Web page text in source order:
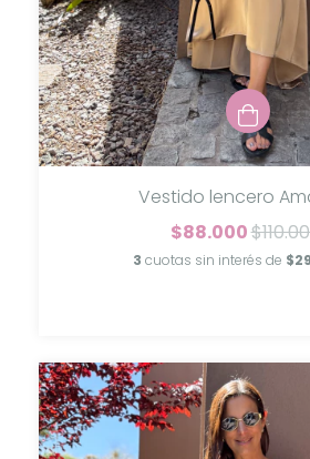
Vestido lencero
$88.000
3 cuotas sin interés de